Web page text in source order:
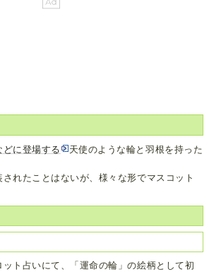
に登場する
天使のような輪と羽根を持った
れたことはないが、様々な形でマスコット
ット占いにて、「運命の輪」の絵柄として初